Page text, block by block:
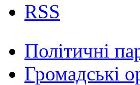
RSS
Політичні
Громадські